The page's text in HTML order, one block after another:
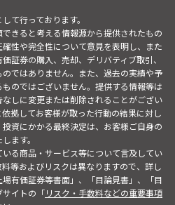
て行っております。
きると考える情報源から提供されたもの
性や完全性について意見を表明し、また
証券の購入、売却、デリバティブ取引、
ではありません。また、過去の実績や予
のではございません。提供する情報等は
しに変更または削除されることがござい
拠してお客様が取った行動の結果に対し
資にかかる最終決定は、お客様ご自身の
ます。
る商品・サービス等について言及してい
等およびリスクは異なりますので、詳し
有価証券等書面」、「目論見書」、「目
サイトの「リスク・手数料などの重要事項